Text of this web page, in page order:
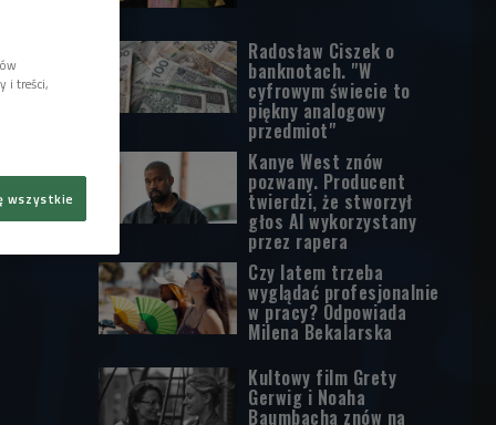
Radosław Ciszek o
banknotach. "W
cyfrowym świecie to
piękny analogowy
przedmiot"
Kanye West znów
pozwany. Producent
twierdzi, że stworzył
głos AI wykorzystany
przez rapera
Czy latem trzeba
wyglądać profesjonalnie
w pracy? Odpowiada
Milena Bekalarska
Kultowy film Grety
Gerwig i Noaha
Baumbacha znów na
i treści,
wszystkie